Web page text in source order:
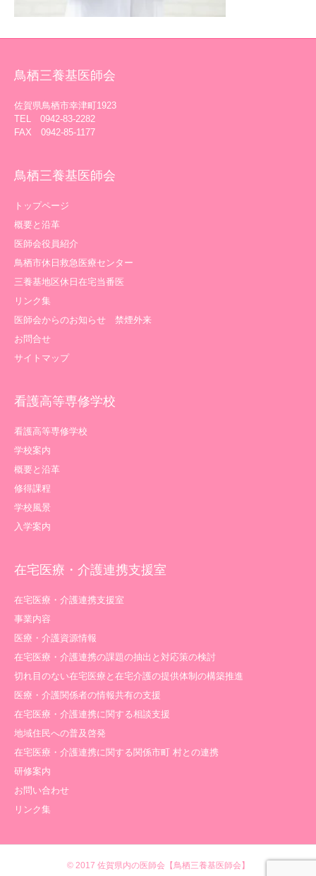
鳥栖三養基医師会
佐賀県鳥栖市幸津町1923
TEL 0942-83-2282
FAX 0942-85-1177
鳥栖三養基医師会
トップページ
概要と沿革
医師会役員紹介
鳥栖市休日救急医療センター
三養基地区休日在宅当番医
リンク集
医師会からのお知らせ 禁煙外来
お問合せ
サイトマップ
看護高等専修学校
看護高等専修学校
学校案内
概要と沿革
修得課程
学校風景
入学案内
在宅医療・介護連携支援室
在宅医療・介護連携支援室
事業内容
医療・介護資源情報
在宅医療・介護連携の課題の抽出と対応策の検討
切れ目のない在宅医療と在宅介護の提供体制の構築推進
医療・介護関係者の情報共有の支援
在宅医療・介護連携に関する相談支援
地域住民への普及啓発
在宅医療・介護連携に関する関係市町 村との連携
研修案内
お問い合わせ
リンク集
© 2017 佐賀県内の医師会【鳥栖三養基医師会】